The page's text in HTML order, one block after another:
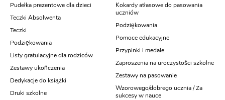
Pudełka prezentowe dla dzieci
Teczki Absolwenta
Teczki
Podziękowania
Listy gratulacyjne dla rodziców
Zestawy ukończenia
Dedykacje do książki
Druki szkolne
Kokardy atłasowe do pasowania
uczniów
Podziękowania
Pomoce edukacyjne
Przypinki i medale
Zaproszenia na uroczystości szkolne
Zestawy na pasowanie
Wzorowego/dobrego ucznia / Za
sukcesy w nauce